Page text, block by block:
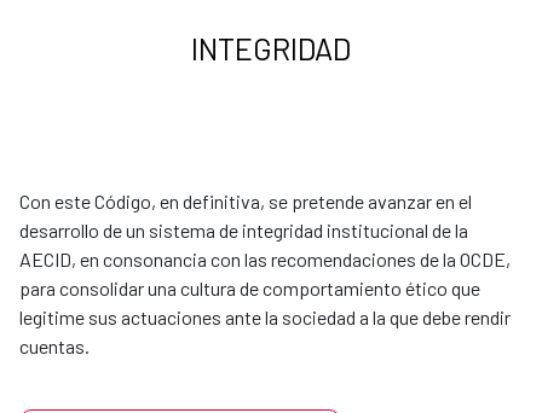
INTEGRIDAD
Con este Código, en definitiva, se pretende avanzar en el
desarrollo de un sistema de integridad institucional de la
AECID, en consonancia con las recomendaciones de la OCDE,
para consolidar una cultura de comportamiento ético que
legitime sus actuaciones ante la sociedad a la que debe rendir
cuentas.